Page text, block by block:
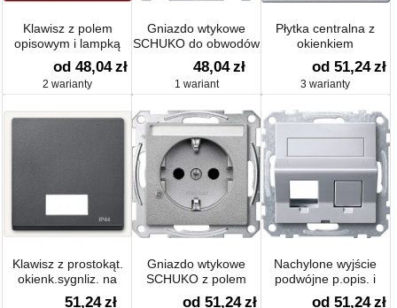
Klawisz z polem
opisowym i lampką
sygnalizacyjną system
M
od 48,04 zł
2 warianty
Gniazdo wtykowe
SCHUKO do obwodów
specjalnych, z przesł.
b.śrub., zielony, Sys M
48,04 zł
1 wariant
Płytka centralna z
okienkiem
sygnalizacyjnym do
łącz. Pociąganego Sys
M
od 51,24 zł
3 warianty
Klawisz z prostokąt.
okienk.sygnliz. na
symbole, IP44,
51,24 zł
Gniazdo wtykowe
SCHUKO z polem
opisowym i przesłoną
od 51,24 zł
Nachylone wyjście
podwójne p.opis. i
osłoną p/kurz. do
od 51,24 zł